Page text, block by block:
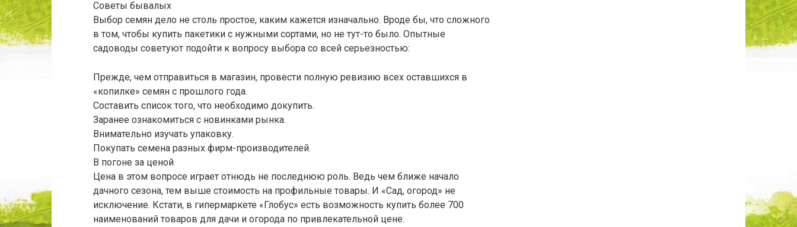
Советы бывалых
Выбор семян дело не столь простое, каким кажется изначально. Вроде бы, что сложного
в том, чтобы купить пакетики с нужными сортами, но не тут-то было. Опытные
садоводы советуют подойти к вопросу выбора со всей серьезностью:
Прежде, чем отправиться в магазин, провести полную ревизию всех оставшихся в
«копилке» семян с прошлого года.
Составить список того, что необходимо докупить.
Заранее ознакомиться с новинками рынка.
Внимательно изучать упаковку.
Покупать семена разных фирм-производителей.
В погоне за ценой
Цена в этом вопросе играет отнюдь не последнюю роль. Ведь чем ближе начало
дачного сезона, тем выше стоимость на профильные товары. И «Сад, огород» не
исключение. Кстати, в гипермаркете «Глобус» есть возможность купить более 700
наименований товаров для дачи и огорода по привлекательной цене.